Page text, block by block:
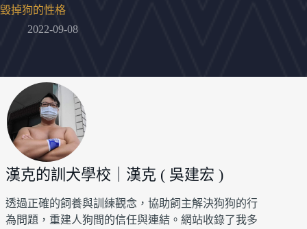
毀掉狗的性格
2022-09-08
漢克的訓犬學校｜漢克 ( 吳建宏 )
透過正確的飼養與訓練觀念，協助飼主解決狗狗的行
為問題，重建人狗間的信任與連結。網站收錄了我多